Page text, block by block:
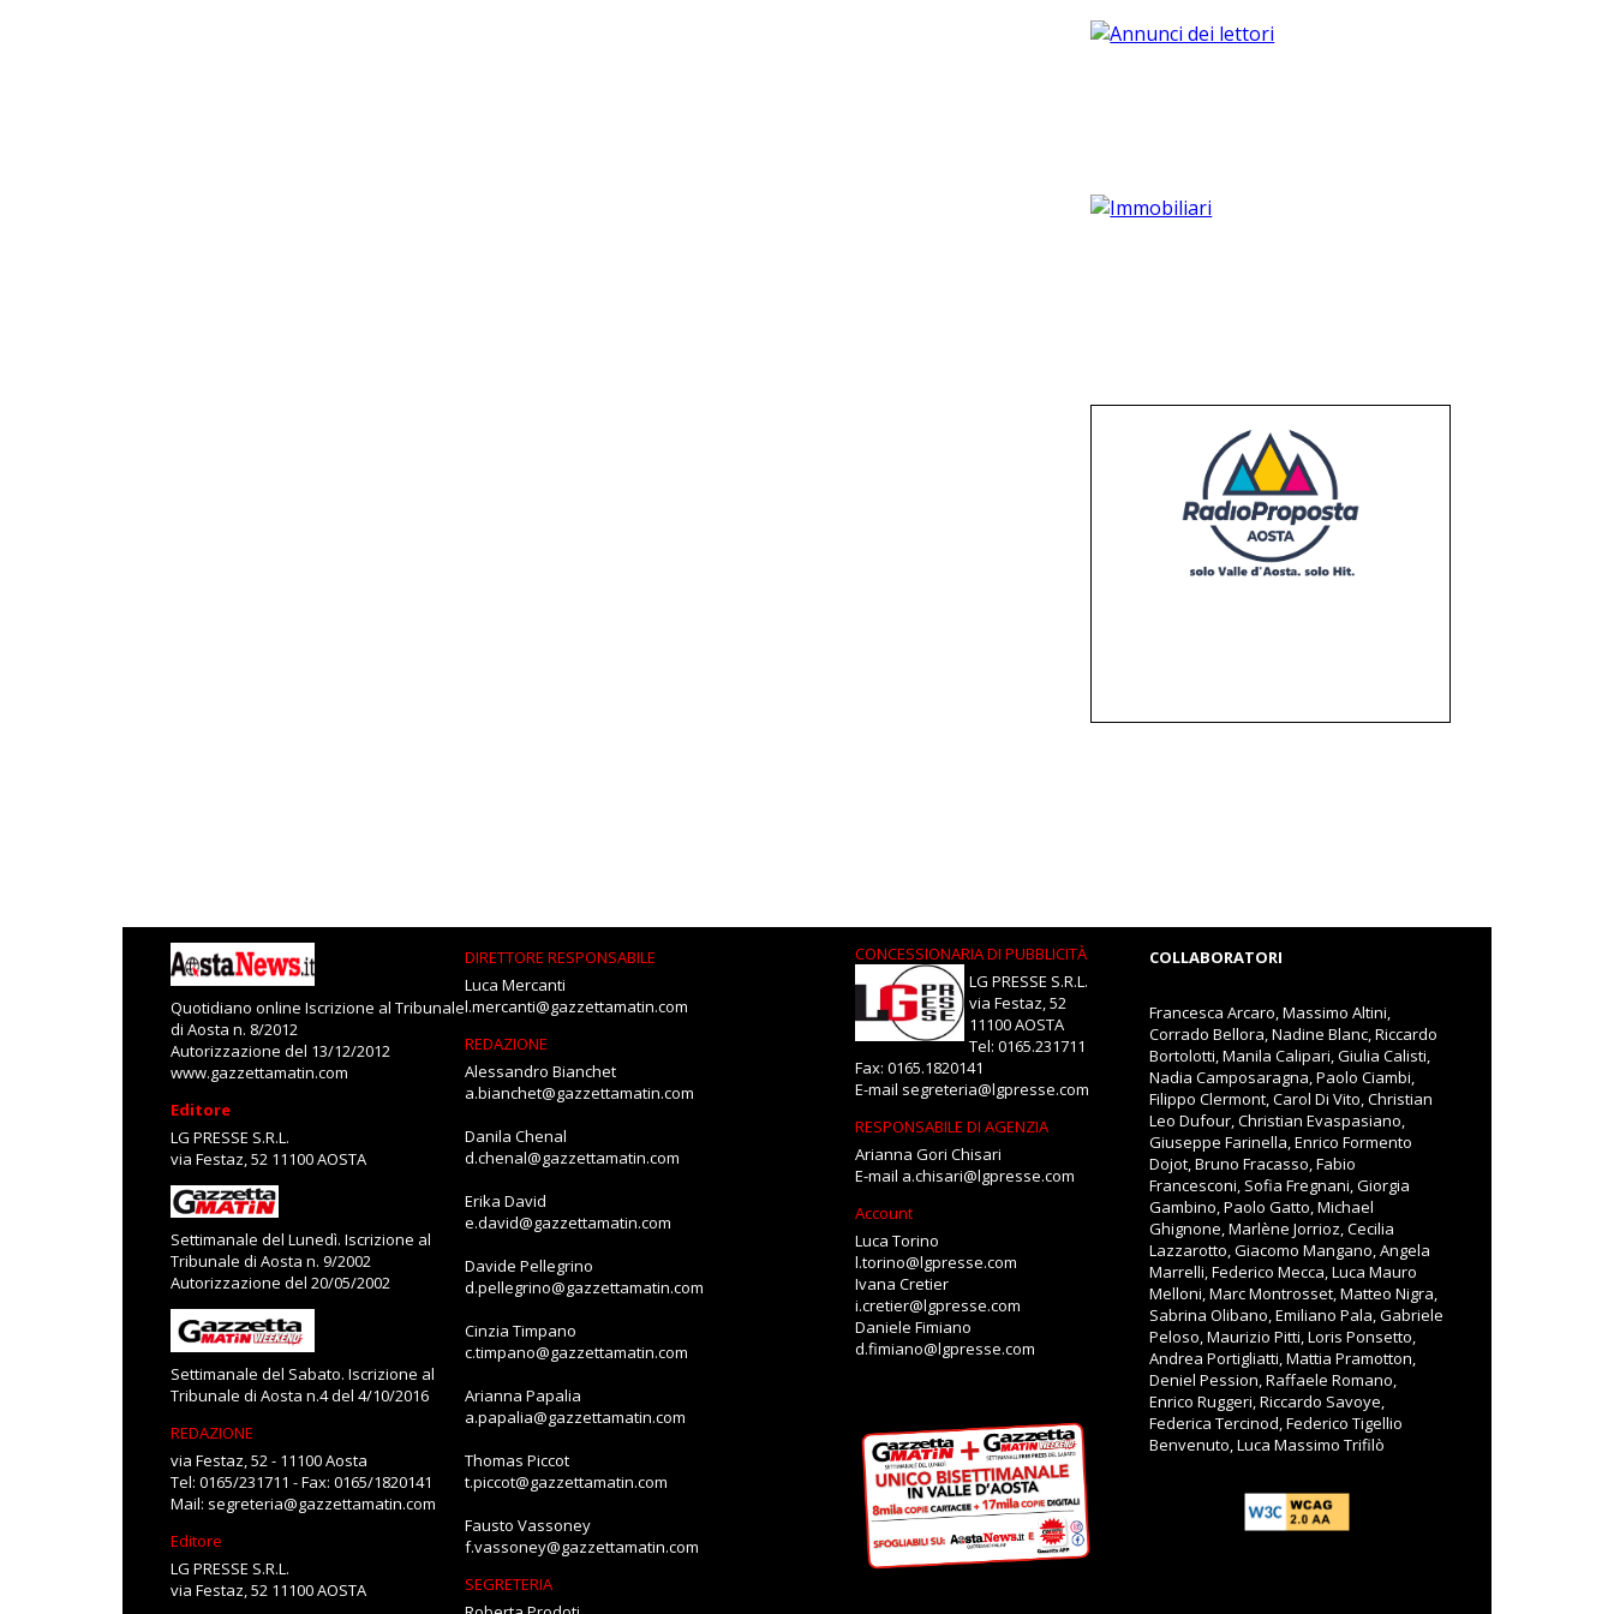
Quotidiano online Iscrizione al Tribunale
di Aosta n. 8/2012
Autorizzazione del 13/12/2012
www.gazzettamatin.com
Editore
LG PRESSE S.R.L.
via Festaz, 52 11100 AOSTA
Settimanale del Lunedì. Iscrizione al
Tribunale di Aosta n. 9/2002
Autorizzazione del 20/05/2002
Settimanale del Sabato. Iscrizione al
Tribunale di Aosta n.4 del 4/10/2016
REDAZIONE
via Festaz, 52 - 11100 Aosta
Tel: 0165/231711 - Fax: 0165/1820141
Mail: segreteria@gazzettamatin.com
Editore
LG PRESSE S.R.L.
via Festaz, 52 11100 AOSTA
DIRETTORE RESPONSABILE
Luca Mercanti
l.mercanti@gazzettamatin.com
REDAZIONE
Alessandro Bianchet
a.bianchet@gazzettamatin.com
Danila Chenal
d.chenal@gazzettamatin.com
Erika David
e.david@gazzettamatin.com
Davide Pellegrino
d.pellegrino@gazzettamatin.com
Cinzia Timpano
c.timpano@gazzettamatin.com
Arianna Papalia
a.papalia@gazzettamatin.com
Thomas Piccot
t.piccot@gazzettamatin.com
Fausto Vassoney
f.vassoney@gazzettamatin.com
SEGRETERIA
CONCESSIONARIA DI PUBBLICITÀ
LG PRESSE S.R.L.
via Festaz, 52
11100 AOSTA
Tel: 0165.231711
Fax: 0165.1820141
E-mail segreteria@lgpresse.com
RESPONSABILE DI AGENZIA
Arianna Gori Chisari
E-mail a.chisari@lgpresse.com
Account
Luca Torino
l.torino@lgpresse.com
Ivana Cretier
i.cretier@lgpresse.com
Daniele Fimiano
d.fimiano@lgpresse.com
COLLABORATORI
Francesca Arcaro, Massimo Altini,
Corrado Bellora, Nadine Blanc, Riccardo
Bortolotti, Manila Calipari, Giulia Calisti,
Nadia Camposaragna, Paolo Ciambi,
Filippo Clermont, Carol Di Vito, Christian
Leo Dufour, Christian Evaspasiano,
Giuseppe Farinella, Enrico Formento
Dojot, Bruno Fracasso, Fabio
Francesconi, Sofia Fregnani, Giorgia
Gambino, Paolo Gatto, Michael
Ghignone, Marlène Jorrioz, Cecilia
Lazzarotto, Giacomo Mangano, Angela
Marrelli, Federico Mecca, Luca Mauro
Melloni, Marc Montrosset, Matteo Nigra,
Sabrina Olibano, Emiliano Pala, Gabriele
Peloso, Maurizio Pitti, Loris Ponsetto,
Andrea Portigliatti, Mattia Pramotton,
Deniel Pession, Raffaele Romano,
Enrico Ruggeri, Riccardo Savoye,
Federica Tercinod, Federico Tigellio
Benvenuto, Luca Massimo Trifilò